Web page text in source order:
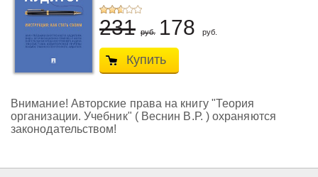
231 руб. 178 руб.
Купить
Внимание! Авторские права на книгу "Теория
организации. Учебник" ( Веснин В.Р. ) охраняются
законодательством!